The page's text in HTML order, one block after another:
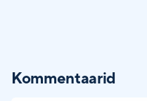
Kommentaarid